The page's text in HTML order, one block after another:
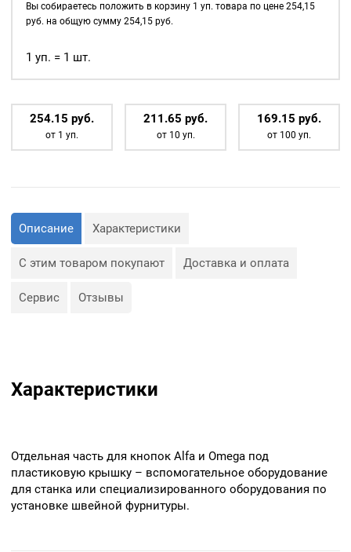
для
типов
15мм,
пластиковая
Вы собираетесь положить в корзину 1 уп. товара по цене 254,15
руб. на общую сумму 254,15руб.
1 уп. = 1 шт.
254.15 руб.
от 1 уп.
211.65 руб.
от 10 уп.
169.15 руб.
от 100 уп.
Описание Характеристики
С этим товаром покупают Доставка и оплата
Сервис Отзывы
Характеристики
Отдельная часть для кнопок Alfa и Omega под
пластиковую крышку – вспомогательное оборудование
для станка или специализированного оборудования по
установке швейной фурнитуры.